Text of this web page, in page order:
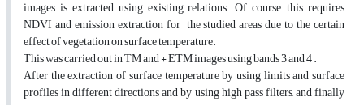
images is extracted using existing relations. Of course, this requires
NDVI and emission extraction for the studied areas due to the certain
effect of vegetation on surface temperature.
This was carried out in TM and + ETM images using bands 3 and 4 .
After the extraction of surface temperature by using limits and surface
profiles in different directions and by using high pass filters, and finally